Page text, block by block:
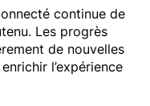
continue de
Les progrès
de nouvelles
l’expérience